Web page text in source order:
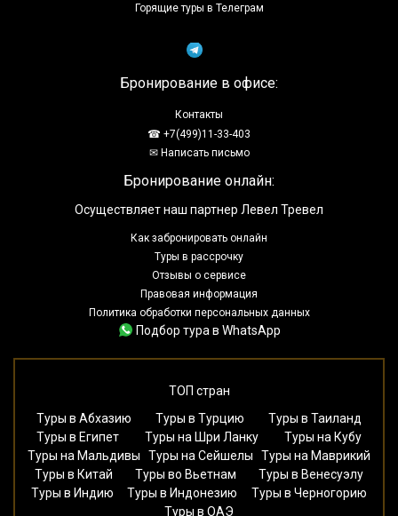
Горящие туры в Телеграм
Бронирование в офисе:
Контакты
☎ +7(499)11-33-403
✉ Написать письмо
Бронирование онлайн:
Осуществляет наш партнер Левел Тревел
Как забронировать онлайн
Туры в рассрочку
Отзывы о сервисе
Правовая информация
Политика обработки персональных данных
Подбор тура в WhatsApp
ТОП стран
Туры в Абхазию
Туры в Турцию
Туры в Таиланд
Туры в Египет
Туры на Шри Ланку
Туры на Кубу
Туры на Мальдивы
Туры на Сейшелы
Туры на Маврикий
Туры в Китай
Туры во Вьетнам
Туры в Венесуэлу
Туры в Индию
Туры в Индонезию
Туры в Черногорию
Туры в ОАЭ